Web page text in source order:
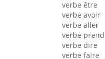
verbe être
verbe avoir
verbe aller
verbe
verbe dire
verbe faire